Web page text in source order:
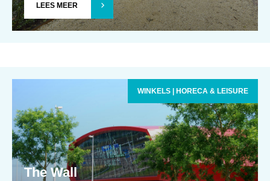
LEES MEER
The Wall
WINKELS | HORECA & LEISURE